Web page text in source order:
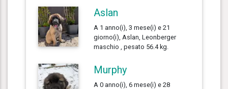
Aslan
A 1 anno(i), 3 mese(i) e 21
giorno(i), Aslan, Leonberger
maschio , pesato 56.4 kg.
Murphy
A 0 anno(i), 6 mese(i) e 28